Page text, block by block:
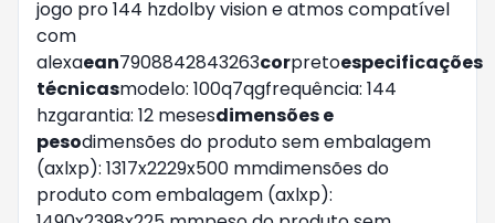
jogo pro 144 hzdolby vision e atmos compatível
com
alexaean7908842843263corpretoespecificações
técnicasmodelo: 100q7qgfrequência: 144
hzgarantia: 12 mesesdimensões e
pesodimensões do produto sem embalagem
(axlxp): 1317x2229x500 mmdimensões do
produto com embalagem (axlxp):